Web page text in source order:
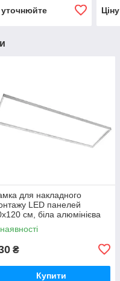
уточнюйте
010
для накладного
LED панелей
см, біла алюмінієва
43 мм) G-TECH GT-
00
₴
Купити